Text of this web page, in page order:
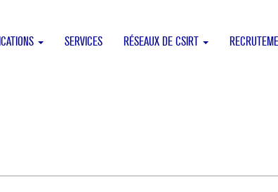
SERVICES RÉSEAUX DE CSIRT